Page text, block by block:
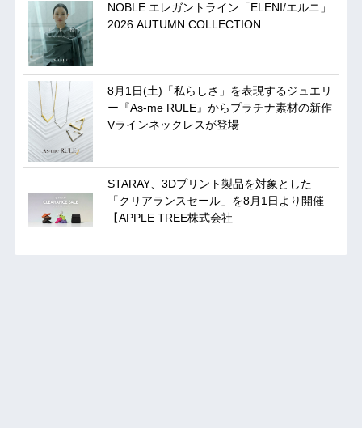
NOBLE エレガントライン「ELENI/エルニ」
2026 AUTUMN COLLECTION
8月1日(土)「私らしさ」を表現するジュエリ
ー『As-me RULE』からプラチナ素材の新作
Vラインネックレスが登場
STARAY、3Dプリント製品を対象とした
「クリアランスセール」を8月1日より開催
【APPLE TREE株式会社